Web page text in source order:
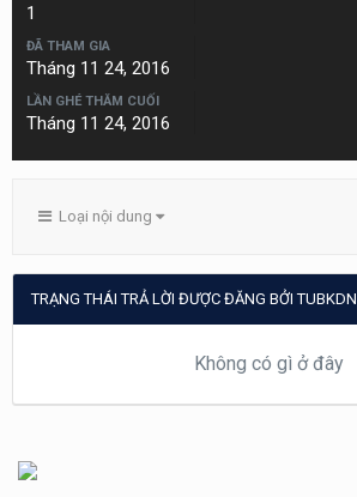
1
ĐÃ THAM GIA
Tháng 11 24, 2016
LẦN GHÉ THĂM CUỐI
Tháng 11 24, 2016
Loại nội dung
TRẠNG THÁI TRẢ LỜI ĐƯỢC ĐĂNG BỞI TUBKDN
Không có gì ở đây